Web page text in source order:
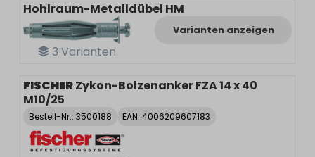
3 Varianten
Hohlraum-Metalldübel HM
Varianten anzeigen
FISCHERZykon-Bolzenanker FZA 14 x 40
M10/25
Bestell-Nr.: 3500188 EAN: 4006209607183